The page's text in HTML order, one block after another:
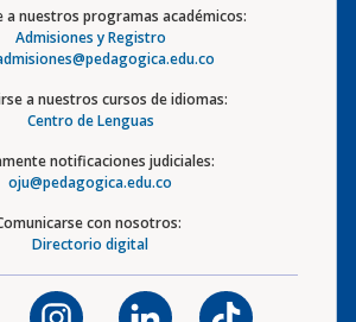
a nuestros programas académicos:
Admisiones y Registro
a nuestros cursos de idiomas:
Centro de Lenguas
notificaciones judiciales:
oju@pedagogica.edu.co
con nosotros:
Directorio digital